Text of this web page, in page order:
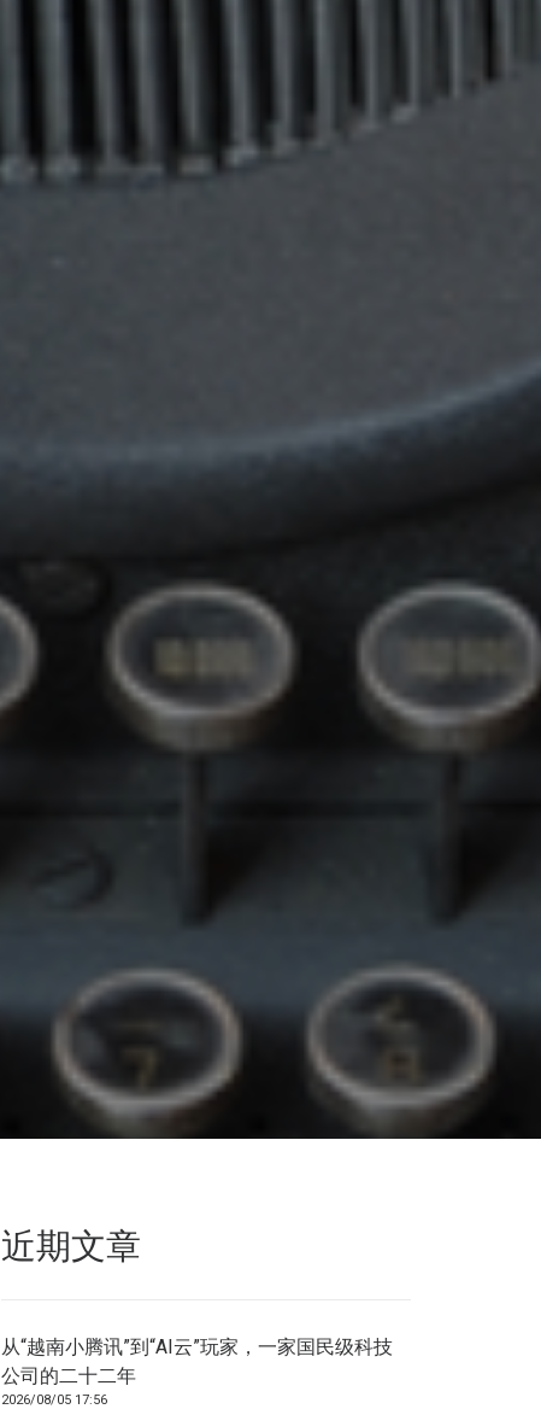
近期文章
从“越南小腾讯”到“AI云”玩家，一家国民级科技
公司的二十二年
2026/08/05 17:56